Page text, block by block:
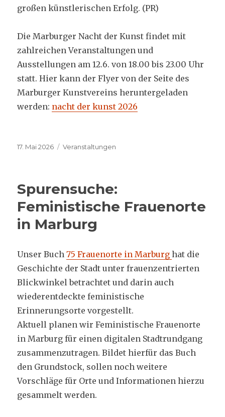
großen künstlerischen Erfolg. (PR)
Die Marburger Nacht der Kunst findet mit
zahlreichen Veranstaltungen und
Ausstellungen am 12.6. von 18.00 bis 23.00 Uhr
statt. Hier kann der Flyer von der Seite des
Marburger Kunstvereins heruntergeladen
werden: nacht der kunst 2026
Veröffentlicht
17. Mai 2026 Kategorien
Veranstaltungen
Spurensuche:
Feministische Frauenorte
in Marburg
Unser Buch75 Frauenorte in Marburg hat die
Geschichte der Stadt unter frauenzentrierten
Blickwinkel betrachtet und darin auch
wiederentdeckte feministische
Erinnerungsorte vorgestellt.
Aktuell planen wir Feministische Frauenorte
in Marburg für einen digitalen Stadtrundgang
zusammenzutragen. Bildet hierfür das Buch
den Grundstock, sollen noch weitere
Vorschläge für Orte und Informationen hierzu
gesammelt werden.